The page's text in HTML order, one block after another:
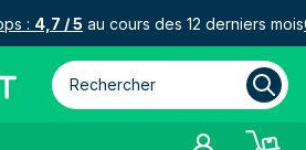
: 4,7 / 5 au cours des 12 derniers mois
Rechercher parmi plus de